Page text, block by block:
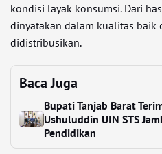
kondisi layak konsumsi. Dari
dinyatakan dalam kualitas baik
didistribusikan.
Baca Juga
Bupati Tanjab Barat
Ushuluddin UIN STS
Pendidikan